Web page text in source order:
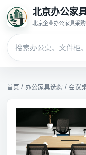
北京办公家
北京企业办公家具采
首页 / 办公家具选购 / 会议